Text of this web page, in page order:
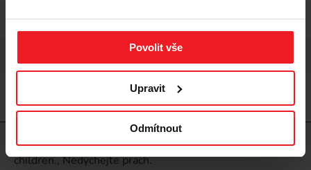
Povolit vše
Upravit
Odmítnout
Silikonová podestýlka
1 kg - 1,9 kg
BEZPEČNOSTNÍ UPOZORNĚNÍ
Avoid contact with eyes., Keep out of the reach of
children., Nedýchejte prach.